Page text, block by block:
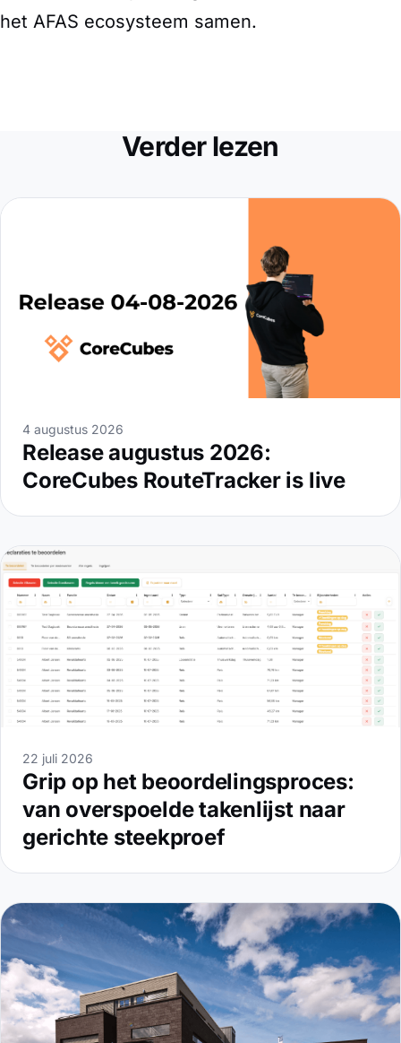
het AFAS ecosysteem samen.
Verder lezen
4 augustus 2026
Release augustus 2026:
CoreCubes RouteTracker is live
22 juli 2026
Grip op het beoordelingsproces:
van overspoelde takenlijst naar
gerichte steekproef